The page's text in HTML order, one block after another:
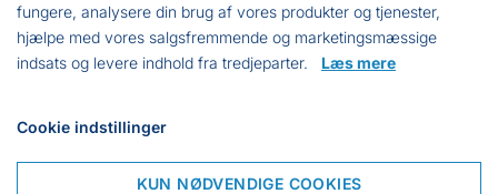
Kan anvendes til mange formål, fx til fiskeri efter Krebs,
Signalkrebs m. mere
fungere, analysere din brug af vores produkter og tjenester,
hjælpe med vores salgsfremmende og marketingsmæssige
indsats og levere indhold fra tredjeparter. Læs mere
Cookie indstillinger
KUN NØDVENDIGE COOKIES